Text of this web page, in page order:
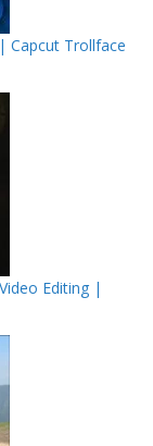
Capcut Trollface
Editing |